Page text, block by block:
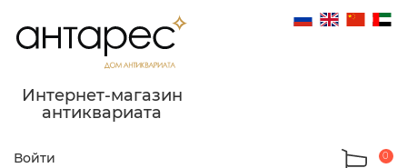
Интернет-магазин
антиквариата
Войти
0